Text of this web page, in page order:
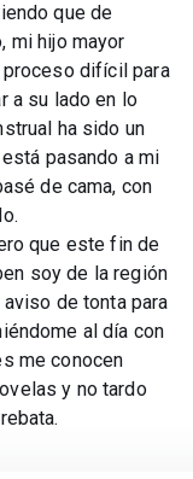
que de
mi hijo mayor
proceso difícil para
a su lado en lo
ha sido un
pasando a mi
de cama, con
que este fin de
soy de la región
de tonta para
al día con
me conocen
y no tardo